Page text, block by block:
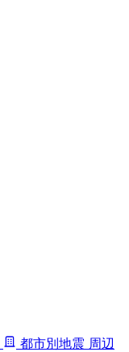
都市別地震 周辺